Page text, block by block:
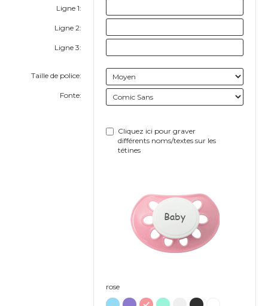
Ligne 1:
Ligne 2:
Ligne 3:
Taille de police:
Fonte:
Cliquez ici pour graver
différents noms/textes sur les
tétines
Baby
rose